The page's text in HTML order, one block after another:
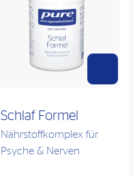
Schlaf Formel
Nährstoffkomplex für
Psyche & Nerven